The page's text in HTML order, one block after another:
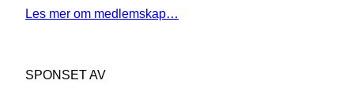
Les mer om medlemskap…
SPONSET AV